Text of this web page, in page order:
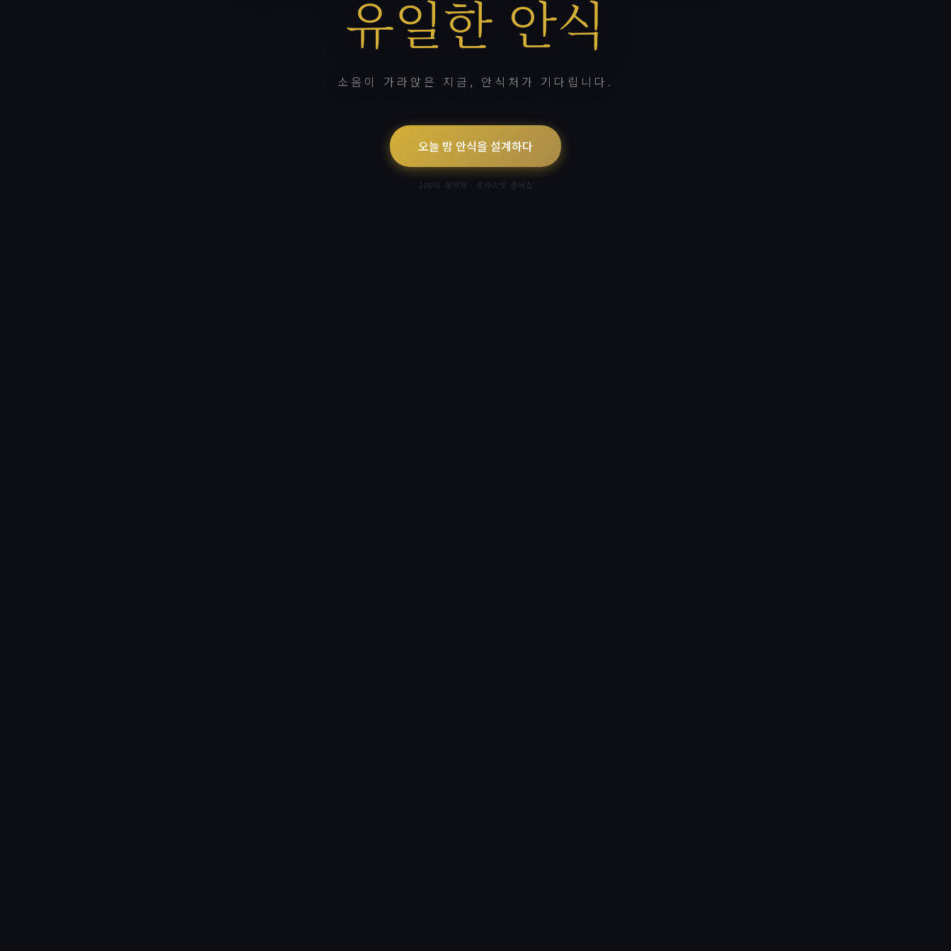
유일한 안식
소음이 가라앉은 지금, 안식처가 기다립니다.
오늘 밤 안식을 설계하다
100% 예약제 · 프라이빗 멤버십